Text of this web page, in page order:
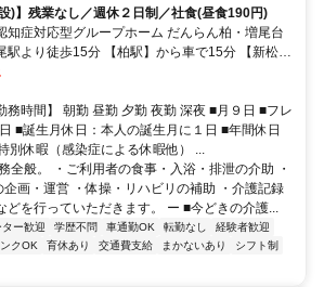
)】残業なし／週休２日制／社食(昼食190円)
知症対応型グループホーム だんらん柏・増尾台
柏駅】から車で15分 【新松戸
務時間】 朝勤 昼勤 夕勤 夜勤 深夜 ■月９日 ■フレ
■誕生月休日：本人の誕生月に１日 ■年間休日
別休暇（感染症による休暇他） ...
全般。 ・ご利用者の食事・入浴・排泄の介助 ・
企画・運営 ・体操・リハビリの補助 ・介護記録
どを行っていただきます。 ー ■今どきの介護...
ター歓迎 学歴不問 車通勤OK 転勤なし
経験者歓迎
クOK 育休あり 交通費支給 まかないあり
シフト制